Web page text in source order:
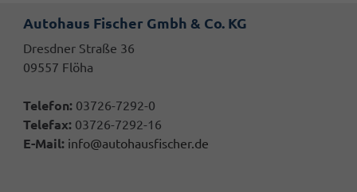
Autohaus Fischer Gmbh & Co. KG
Dresdner Straße 36
09557 Flöha
Telefon: 03726-7292-0
Telefax: 03726-7292-16
E-Mail: info@autohausfischer.de